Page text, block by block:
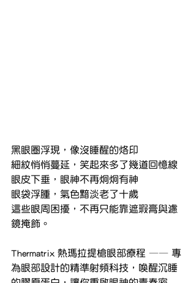
黑眼圈浮現，像沒睡醒的烙印
細紋悄悄蔓延，笑起來多了幾道回憶線
眼皮下垂，眼神不再炯炯有神
眼袋浮腫，氣色黯淡老了十歲
這些眼周困擾，不再只能靠遮瑕膏與濾
鏡掩飾。
Thermatrix 熱瑪拉提槍眼部療程 —— 專
為眼部設計的精準射頻科技，喚醒沉睡